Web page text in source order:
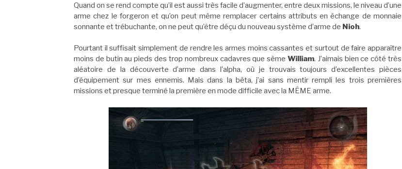
Quand on se rend compte qu’il est aussi très facile d’augmenter, entre deux missions, le niveau d’une
arme chez le forgeron et qu’on peut même remplacer certains attributs en échange de monnaie
sonnante et trébuchante, on ne peut qu’être déçu du nouveau système d’arme de Nioh.
Pourtant il suffisait simplement de rendre les armes moins cassantes et surtout de faire apparaître
moins de butin au pieds des trop nombreux cadavres que sème William. J’aimais bien ce côté très
aléatoire de la découverte d’arme dans l’alpha, où je trouvais toujours d’excellentes pièces
d’équipement sur mes ennemis. Mais dans la bêta, j’ai sans mentir rempli les trois premières
missions et presque terminé la première en mode difficile avec la MÊME arme.